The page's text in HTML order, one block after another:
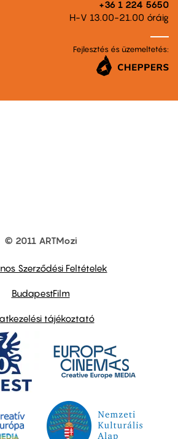
+36 1 224 5650
H-V 13.00-21.00 óráig
Fejlesztés és üzemeltetés:
© 2011 ARTMozi
Szerződési Feltételek
BudapestFilm
tájékoztató